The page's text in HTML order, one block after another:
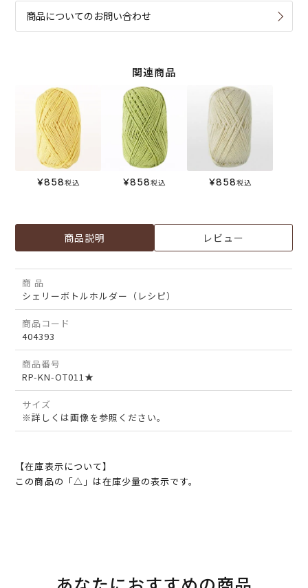
商品についてのお問い合わせ
関連商品
¥858税込 ¥858税込 ¥858税込
商品説明 レビュー
商 品
シェリーボトルホルダー（レシピ）
商品コード
404393
商品番号
RP-KN-OT011★
サイズ
※詳しくは画像を参照ください。
【在庫表示について】
この商品の「△」は在庫少量の表示です。